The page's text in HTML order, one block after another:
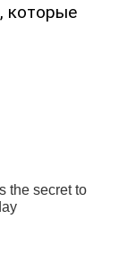
, которые